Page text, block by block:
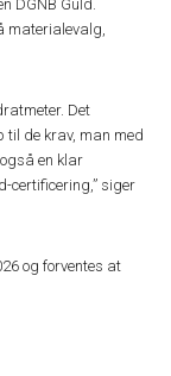
DGNB Guld.
materialevalg,
Det
til de krav, man med
en klar
certificering,” siger
og forventes at